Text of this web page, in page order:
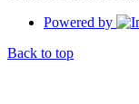
Powered by
Back to top